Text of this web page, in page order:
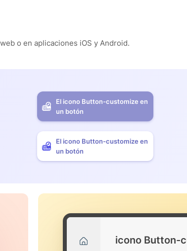
o en aplicaciones iOS y Android.
El icono Button-customize en
un botón
El icono Button-customize en
un botón
icono Button-